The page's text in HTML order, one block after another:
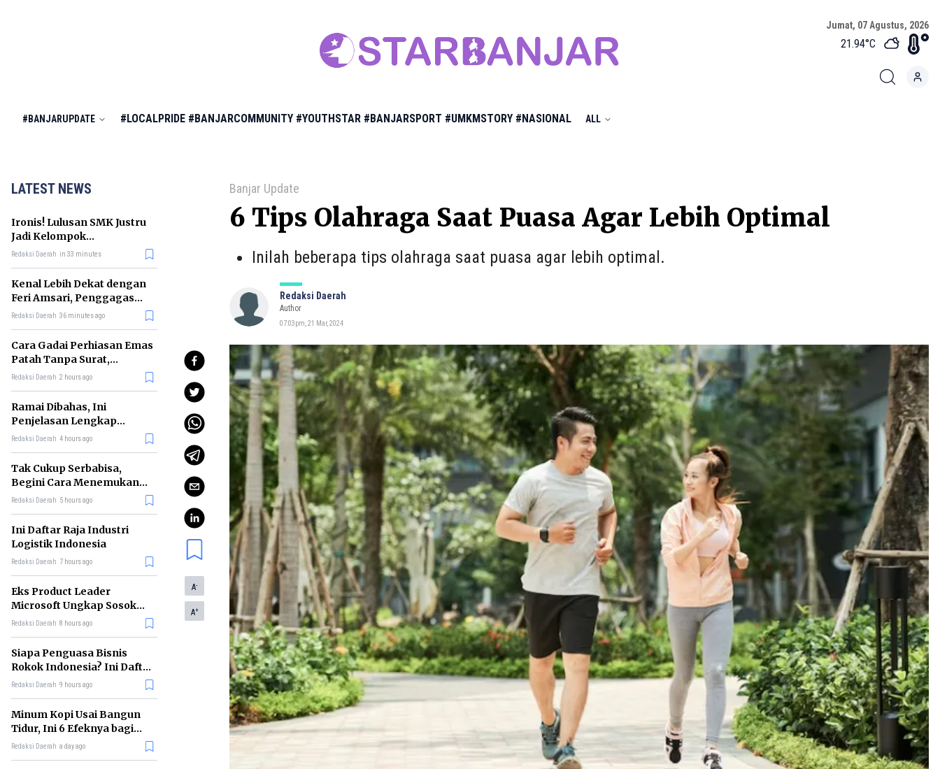
Jumat, 07 Agustus, 2026
21.94°C
#BANJARUPDATE #LOCALPRIDE #BANJARCOMMUNITY #YOUTHSTAR #BANJARSPORT #UMKMSTORY #NASIONAL ALL
LATEST NEWS
Ironis! Lulusan SMK Justru
Jadi Kelompok
Pengangguran Terbanyak
Redaksi Daerah in 33 minutes
Kenal Lebih Dekat dengan
Feri Amsari, Penggagas
Kabinet Bayangan
Redaksi Daerah 36 minutes ago
Cara Gadai Perhiasan Emas
Patah Tanpa Surat,
Ternyata Tetap Bisa!
Redaksi Daerah 2 hours ago
Ramai Dibahas, Ini
Penjelasan Lengkap
tentang Konsep Kabinet
Redaksi Daerah 4 hours ago
Tak Cukup Serbabisa,
Begini Cara Menemukan
'Spike' agar CV Dilirik HR
Redaksi Daerah 5 hours ago
Ini Daftar Raja Industri
Logistik Indonesia
Redaksi Daerah 7 hours ago
Eks Product Leader
Microsoft Ungkap Sosok
yang Paling Cocok
Redaksi Daerah 8 hours ago
Siapa Penguasa Bisnis
Rokok Indonesia? Ini Daftar
Perusahaan Terbesarnya
Redaksi Daerah 9 hours ago
Minum Kopi Usai Bangun
Tidur, Ini 6 Efeknya bagi
Kesehatan Tubuh
Redaksi Daerah a day ago
Banjar Update
6 Tips Olahraga Saat Puasa Agar Lebih Optimal
Inilah beberapa tips olahraga saat puasa agar lebih optimal.
Redaksi Daerah
Author
07:03pm, 21 Mar, 2024
A-
A+